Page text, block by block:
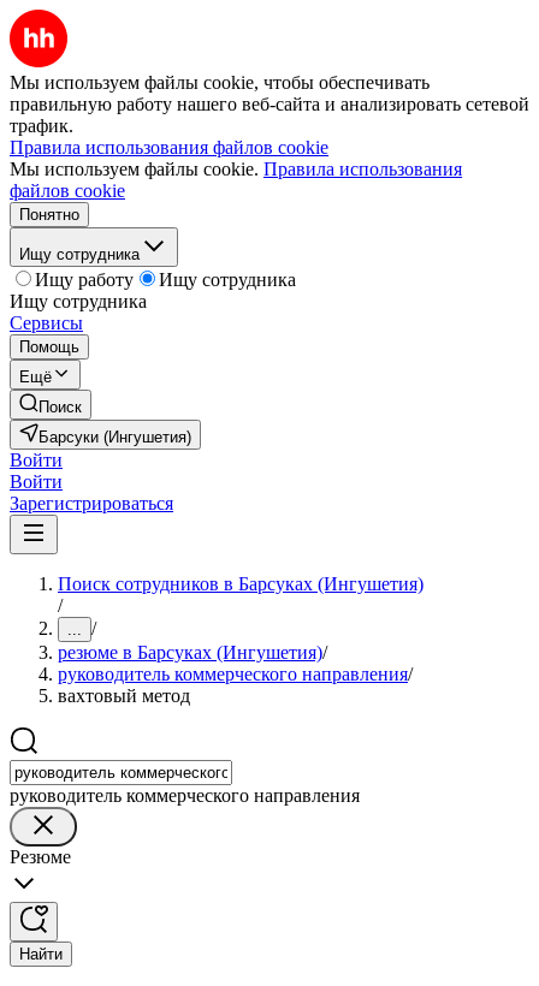
Мы используем файлы cookie, чтобы обеспечивать
правильную работу нашего веб-сайта и анализировать сетевой
трафик.
Правила использования файлов cookie
Мы используем файлы cookie. Правила использования
файлов cookie
Понятно
Ищу сотрудника
Ищу работу
Ищу сотрудника
Ищу сотрудника
Сервисы
Помощь
Ещё
Поиск
Барсуки (Ингушетия)
Войти
Войти
Зарегистрироваться
Поиск сотрудников в Барсуках (Ингушетия)
/
... /
резюме в Барсуках (Ингушетия)/
руководитель коммерческого направления/
вахтовый метод
руководитель коммерческого направления
Резюме
Найти